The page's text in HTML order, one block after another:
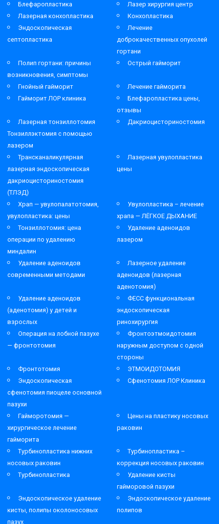
Блефаропластика
Лазер хирургия центр
Лазерная конхопластика
Конхопластика
Эндоскопическая
септопластика
Лечение
доброкачественных опухолей
гортани
Полип гортани: причины
возникновения, симптомы
Острый гайморит
Гнойный гайморит
Лечение гайморита
Гайморит ЛОР клиника
Блефаропластика цены,
отзывы
Лазерная тонзиллотомия
Тонзиллэктомия с помощью
лазером
Дакриоцисториностомия
Трансканаликулярная
лазерная эндоскопическая
дакриоцисториностомия
(ТЛЭД)
Лазерная увулопластика
цены
Храп — увулопалатотомия,
увулопластика: цены
Увулопластика – лечение
храпа — ЛЁГКОЕ ДЫХАНИЕ
Тонзиллотомия: цена
операции по удалению
миндалин
Удаление аденоидов
лазером
Удаление аденоидов
современными методами
Лазерное удаление
аденоидов (лазерная
аденотомия)
Удаление аденоидов
(аденотомия) у детей и
взрослых
ФЕСС функциональная
эндоскопическая
ринохирургия
Операция на лобной пазухе
— фронтотомия
Фронтоэтмоидотомия
наружным доступом с одной
стороны
Фронтотомия
ЭТМОИДОТОМИЯ
Эндоскопическая
сфенотомия пиоцеле основной
пазухи
Сфенотомия ЛОР Клиника
Гайморотомия —
хирургическое лечение
гайморита
Цены на пластику носовых
раковин
Турбинопластика нижних
носовых раковин
Турбинопластика –
коррекция носовых раковин
Турбинопластика
Удаление кисты
гайморовой пазухи
Эндоскопическое удаление
кисты, полипы околоносовых
пазух
Эндоскопическое удаление
полипов